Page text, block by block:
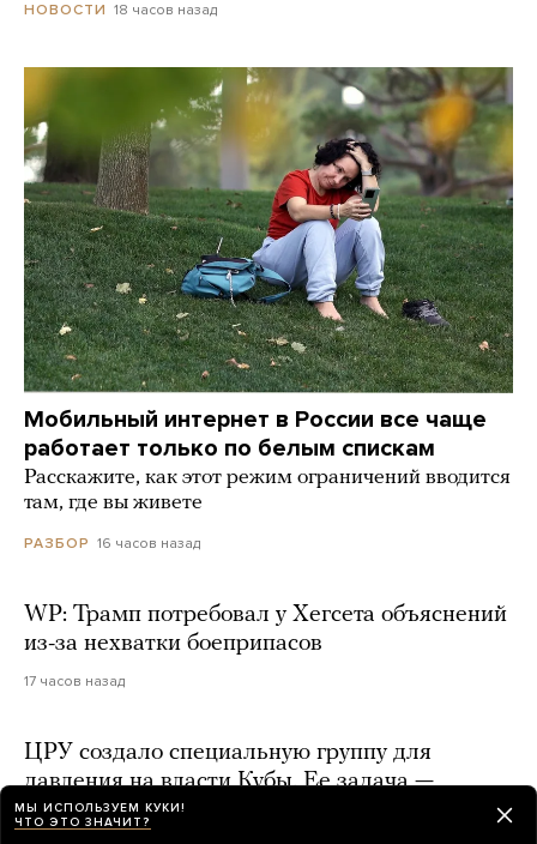
НОВОСТИ 18 часов назад
Мобильный интернет в России все чаще
работает только по белым спискам
Расскажите, как этот режим ограничений вводится
там, где вы живете
РАЗБОР 16 часов назад
WP: Трамп потребовал у Хегсета объяснений
из-за нехватки боеприпасов
17 часов назад
ЦРУ создало специальную группу для
давления на власти Кубы. Ее задача —
усилить разногласия среди кубинской
МЫ ИСПОЛЬЗУЕМ КУКИ!
ЧТО ЭТО ЗНАЧИТ?